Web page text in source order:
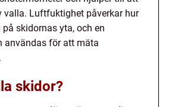
valla. Luftfuktighet påverkar hur
skidornas yta, och en
användas för att mäta
skidor?